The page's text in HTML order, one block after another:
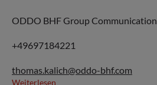
ODDO BHF Group Communication
+49697184221
thomas.kalich@oddo-bhf.com
Weiterlesen